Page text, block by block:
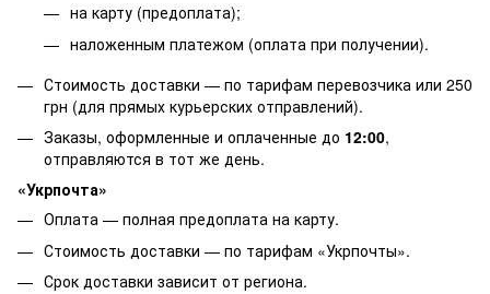
на карту (предоплата);
наложенным платежом (оплата при получении).
Стоимость доставки — по тарифам перевозчика или 250
грн (для прямых курьерских отправлений).
Заказы, оформленные и оплаченные до 12:00,
отправляются в тот же день.
«Укрпочта»
Оплата — полная предоплата на карту.
Стоимость доставки — по тарифам «Укрпочты».
Срок доставки зависит от региона.